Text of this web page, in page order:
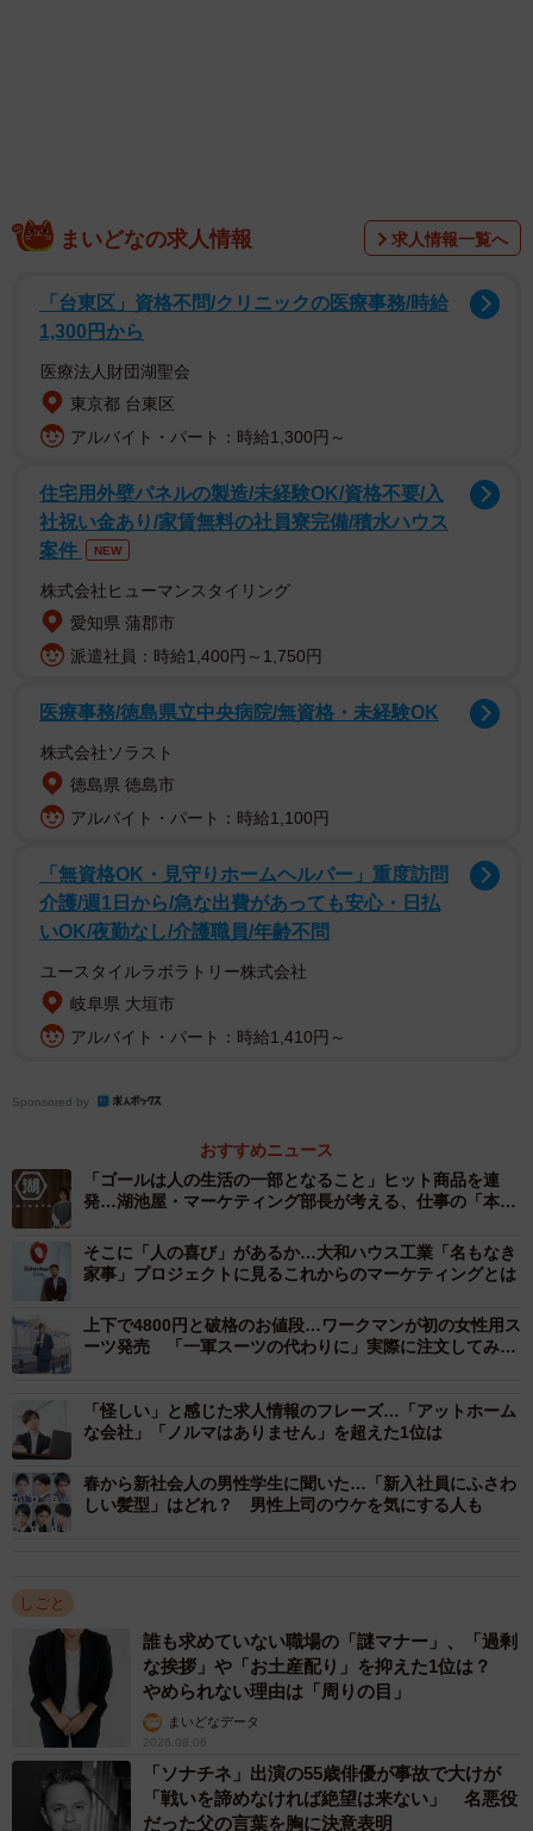
―どのような意識をもって、マーケティングの仕事を長く
続けてらっしゃるのでしょうか
この仕事は「自己認知力」をどれだけ持てるかが問われて
のか先読みする力と言えるかもしれません。言われたこと
をただ素直に受け止めて、指示通り仕事をするのではな
く、指示した人がどんな背景があってその発言をしている
のかを想像し、どんな場面になっても大丈夫なように事前
準備をするようにしています。もちろん、私も20代前半か
らこうしたことができたわけではありません。
また、日々の仕事の中でどこに喜びを感じられるかも意識
しています。マーケティング部に異動したばかりの頃は、
商品の企画開発ではなくパッケージデザインや、販促品全
般を担当していましたが、店頭での見え方などを考慮し
外部のデザイナーの方と一緒になって作っていました。デ
ザイナーだけではなく、パッケージに載せる写真を撮るフ
仕事でしたが、関わる人全員が満足できる結果とすること
に喜びを感じていました。
「やりたい仕事」に就くことが出来たとしても、自分に適
性がなければ非常に苦労します。「好き」や「興味があ
る」という気持ちがあれば、そこで自分なりの工夫ができ
て少しずつ周りからの信頼を得られるように思います。
が強く、自分のやった仕事が周りに良い影響を与えること
ができたかを考えるタイプですが、マーケティングの仕事
はまさにホスピタリティが必要になると考えています。
―ホスピタリティが必要になる、というのはどういったこ
とでしょうか
と嬉しいですよね。スナック菓子は皆さんが笑顔で食べる
シーンが多いものです。そこへ貢献をする仕事ですので、
ホスピタリティが大事になると感じています。
私は自分が好きなことを通じて、どうやって周りの人々を
喜ばせることができるのかをずっと考えてここまで来まし
まいどなの求人情報 求人情報一覧へ
「台東区」資格不問/クリニックの医療事務/時給
1,300円から
医療法人財団湖聖会
東京都 台東区
アルバイト・パート：時給1,300円～
住宅用外壁パネルの製造/未経験OK/資格不要/入
社祝い金あり/家賃無料の社員寮完備/積水ハウス
案件
NEW
株式会社ヒューマンスタイリング
愛知県 蒲郡市
派遣社員：時給1,400円～1,750円
医療事務/徳島県立中央病院/無資格・未経験OK
株式会社ソラスト
徳島県 徳島市
アルバイト・パート：時給1,100円
「無資格OK・見守りホームヘルパー」重度訪問
介護/週1日から/急な出費があっても安心・日払
いOK/夜勤なし/介護職員/年齢不問
ユースタイルラボラトリー株式会社
岐阜県 大垣市
アルバイト・パート：時給1,410円～
Sponsored by
おすすめニュース
「ゴールは人の生活の一部となること」ヒット商品を連
発…湖池屋・マーケティング部長が考える、仕事の「本
そこに「人の喜び」があるか…大和ハウス工業「名もなき
家事」プロジェクトに見るこれからのマーケティングとは
上下で4800円と破格のお値段…ワークマンが初の女性用ス
ーツ発売 「一軍スーツの代わりに」実際に注文してみま
「怪しい」と感じた求人情報のフレーズ…「アットホーム
な会社」「ノルマはありません」を超えた1位は
春から新社会人の男性学生に聞いた…「新入社員にふさわ
しい髪型」はどれ？ 男性上司のウケを気にする人も
しごと
誰も求めていない職場の「謎マナー」、「過剰
な挨拶」や「お土産配り」を抑えた1位は？
やめられない理由は「周りの目」
まいどなデータ
2026.08.06
「ソナチネ」出演の55歳俳優が事故で大けが
「戦いを諦めなければ絶望は来ない」 名悪役
だった父の言葉を胸に決意表明